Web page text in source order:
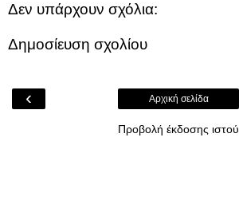
Δεν υπάρχουν σχόλια:
Δημοσίευση σχολίου
‹ Αρχική σελίδα
Προβολή έκδοσης ιστού